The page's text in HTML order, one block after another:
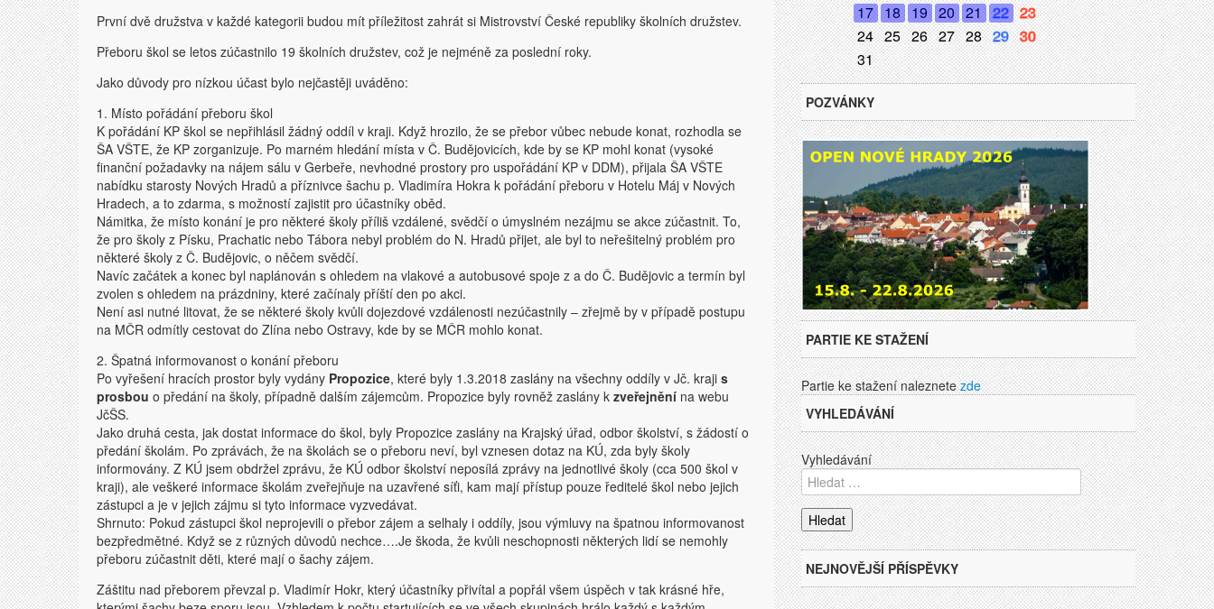
První dvě družstva v každé kategorii budou mít příležitost zahrát si Mistrovství České republiky školních družstev.
Přeboru škol se letos zúčastnilo 19 školních družstev, což je nejméně za poslední roky.
Jako důvody pro nízkou účast bylo nejčastěji uváděno:
1. Místo pořádání přeboru škol
K pořádání KP škol se nepřihlásil žádný oddíl v kraji. Když hrozilo, že se přebor vůbec nebude konat, rozhodla se
ŠA VŠTE, že KP zorganizuje. Po marném hledání místa v Č. Budějovicích, kde by se KP mohl konat (vysoké
finanční požadavky na nájem sálu v Gerbeře, nevhodné prostory pro uspořádání KP v DDM), přijala ŠA VŠTE
nabídku starosty Nových Hradů a příznivce šachu p. Vladimíra Hokra k pořádání přeboru v Hotelu Máj v Nových
Hradech, a to zdarma, s možností zajistit pro účastníky oběd.
Námitka, že místo konání je pro některé školy příliš vzdálené, svědčí o úmyslném nezájmu se akce zúčastnit. To,
že pro školy z Písku, Prachatic nebo Tábora nebyl problém do N. Hradů přijet, ale byl to neřešitelný problém pro
některé školy z Č. Budějovic, o něčem svědčí.
Navíc začátek a konec byl naplánován s ohledem na vlakové a autobusové spoje z a do Č. Budějovic a termín byl
zvolen s ohledem na prázdniny, které začínaly příští den po akci.
Není asi nutné litovat, že se některé školy kvůli dojezdové vzdálenosti nezúčastnily – zřejmě by v případě postupu
na MČR odmítly cestovat do Zlína nebo Ostravy, kde by se MČR mohlo konat.
2. Špatná informovanost o konání přeboru
Po vyřešení hracích prostor byly vydány Propozice, které byly 1.3.2018 zaslány na všechny oddíly v Jč. kraji s
prosbou o předání na školy, případně dalším zájemcům. Propozice byly rovněž zaslány k zveřejnění na webu
JčŠS.
Jako druhá cesta, jak dostat informace do škol, byly Propozice zaslány na Krajský úřad, odbor školství, s žádostí o
předání školám. Po zprávách, že na školách se o přeboru neví, byl vznesen dotaz na KÚ, zda byly školy
informovány. Z KÚ jsem obdržel zprávu, že KÚ odbor školství neposílá zprávy na jednotlivé školy (cca 500 škol v
kraji), ale veškeré informace školám zveřejňuje na uzavřené síťi, kam mají přístup pouze ředitelé škol nebo jejich
zástupci a je v jejich zájmu si tyto informace vyzvedávat.
Shrnuto: Pokud zástupci škol neprojevili o přebor zájem a selhaly i oddíly, jsou výmluvy na špatnou informovanost
bezpředmětné. Když se z různých důvodů nechce….Je škoda, že kvůli neschopnosti některých lidí se nemohly
přeboru zúčastnit děti, které mají o šachy zájem.
Záštitu nad přeborem převzal p. Vladimír Hokr, který účastníky přivítal a popřál všem úspěch v tak krásné hře,
17 18 19 20 21 22 23
24 25 26 27 28 29 30
31
POZVÁNKY
PARTIE KE STAŽENÍ
Partie ke stažení naleznetezde
VYHLEDÁVÁNÍ
Vyhledávání
NEJNOVĚJŠÍ PŘÍSPĚVKY